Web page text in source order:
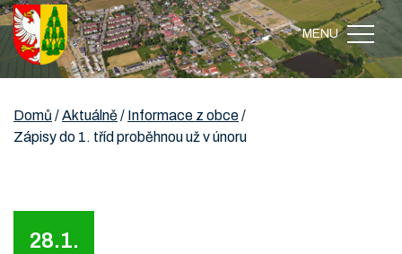
MENU
Domů /Aktuálně/ Informace z obce/
Zápisy do 1. tříd proběhnou už v únoru
28.1.